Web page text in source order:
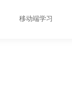
移动端学习